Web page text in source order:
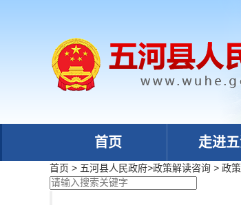
首页 走进五
首页 > 五河县人民政府>政策解读咨询 > 政